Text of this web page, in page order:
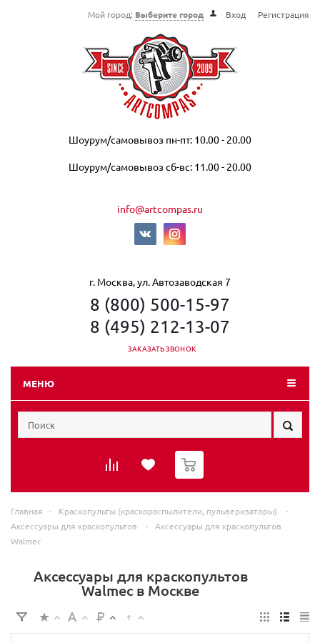
Мой город: Выберите город Вход Регистрация
Шоурум/самовывоз пн-пт: 10.00 - 20.00
Шоурум/самовывоз сб-вс: 11.00 - 20.00
info@artcompas.ru
г. Москва, ул. Автозаводская 7
8 (800) 500-15-97
8 (495) 212-13-07
ЗАКАЗАТЬ ЗВОНОК
МЕНЮ
0
Главная - Краскопульты (краскораспылители, пульверизаторы)
-
Аксессуары для краскопультов
-
Аксессуары для краскопультов
Walmec
Аксессуары для краскопультов
Walmec в Москве